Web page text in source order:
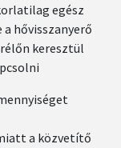
egész
hővisszanyerő
keresztül
a közvetítő